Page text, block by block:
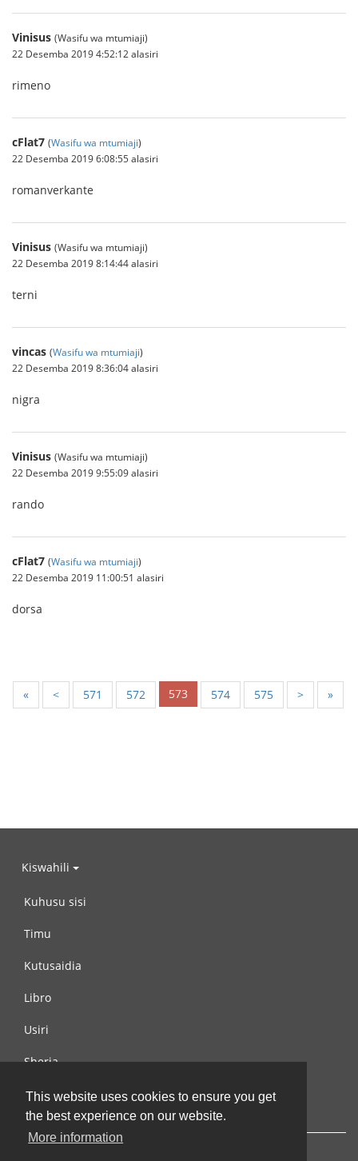
This website uses cookies to ensure you get
the best experience on our website.
More information
Vinisus (Wasifu wa mtumiaji)
22 Desemba 2019 4:52:12 alasiri
rimeno
cFlat7 (Wasifu wa mtumiaji)
22 Desemba 2019 6:08:55 alasiri
romanverkante
Vinisus (Wasifu wa mtumiaji)
22 Desemba 2019 8:14:44 alasiri
terni
vincas (Wasifu wa mtumiaji)
22 Desemba 2019 8:36:04 alasiri
nigra
Vinisus (Wasifu wa mtumiaji)
22 Desemba 2019 9:55:09 alasiri
rando
cFlat7 (Wasifu wa mtumiaji)
22 Desemba 2019 11:00:51 alasiri
dorsa
« < 571 572 573 574 575 > »
Kiswahili
Kuhusu sisi
Timu
Kutusaidia
Libro
Usiri
Sheria
Wasiliana na si